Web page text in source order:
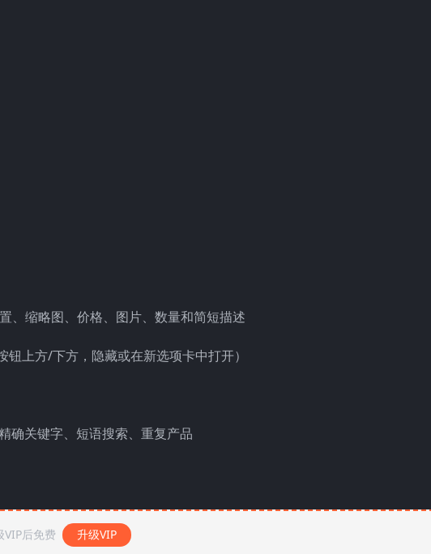
、缩略图、价格、图片、数量和简短描述
上方/下方，隐藏或在新选项卡中打开）
确关键字、短语搜索、重复产品
VIP后免费 升级VIP